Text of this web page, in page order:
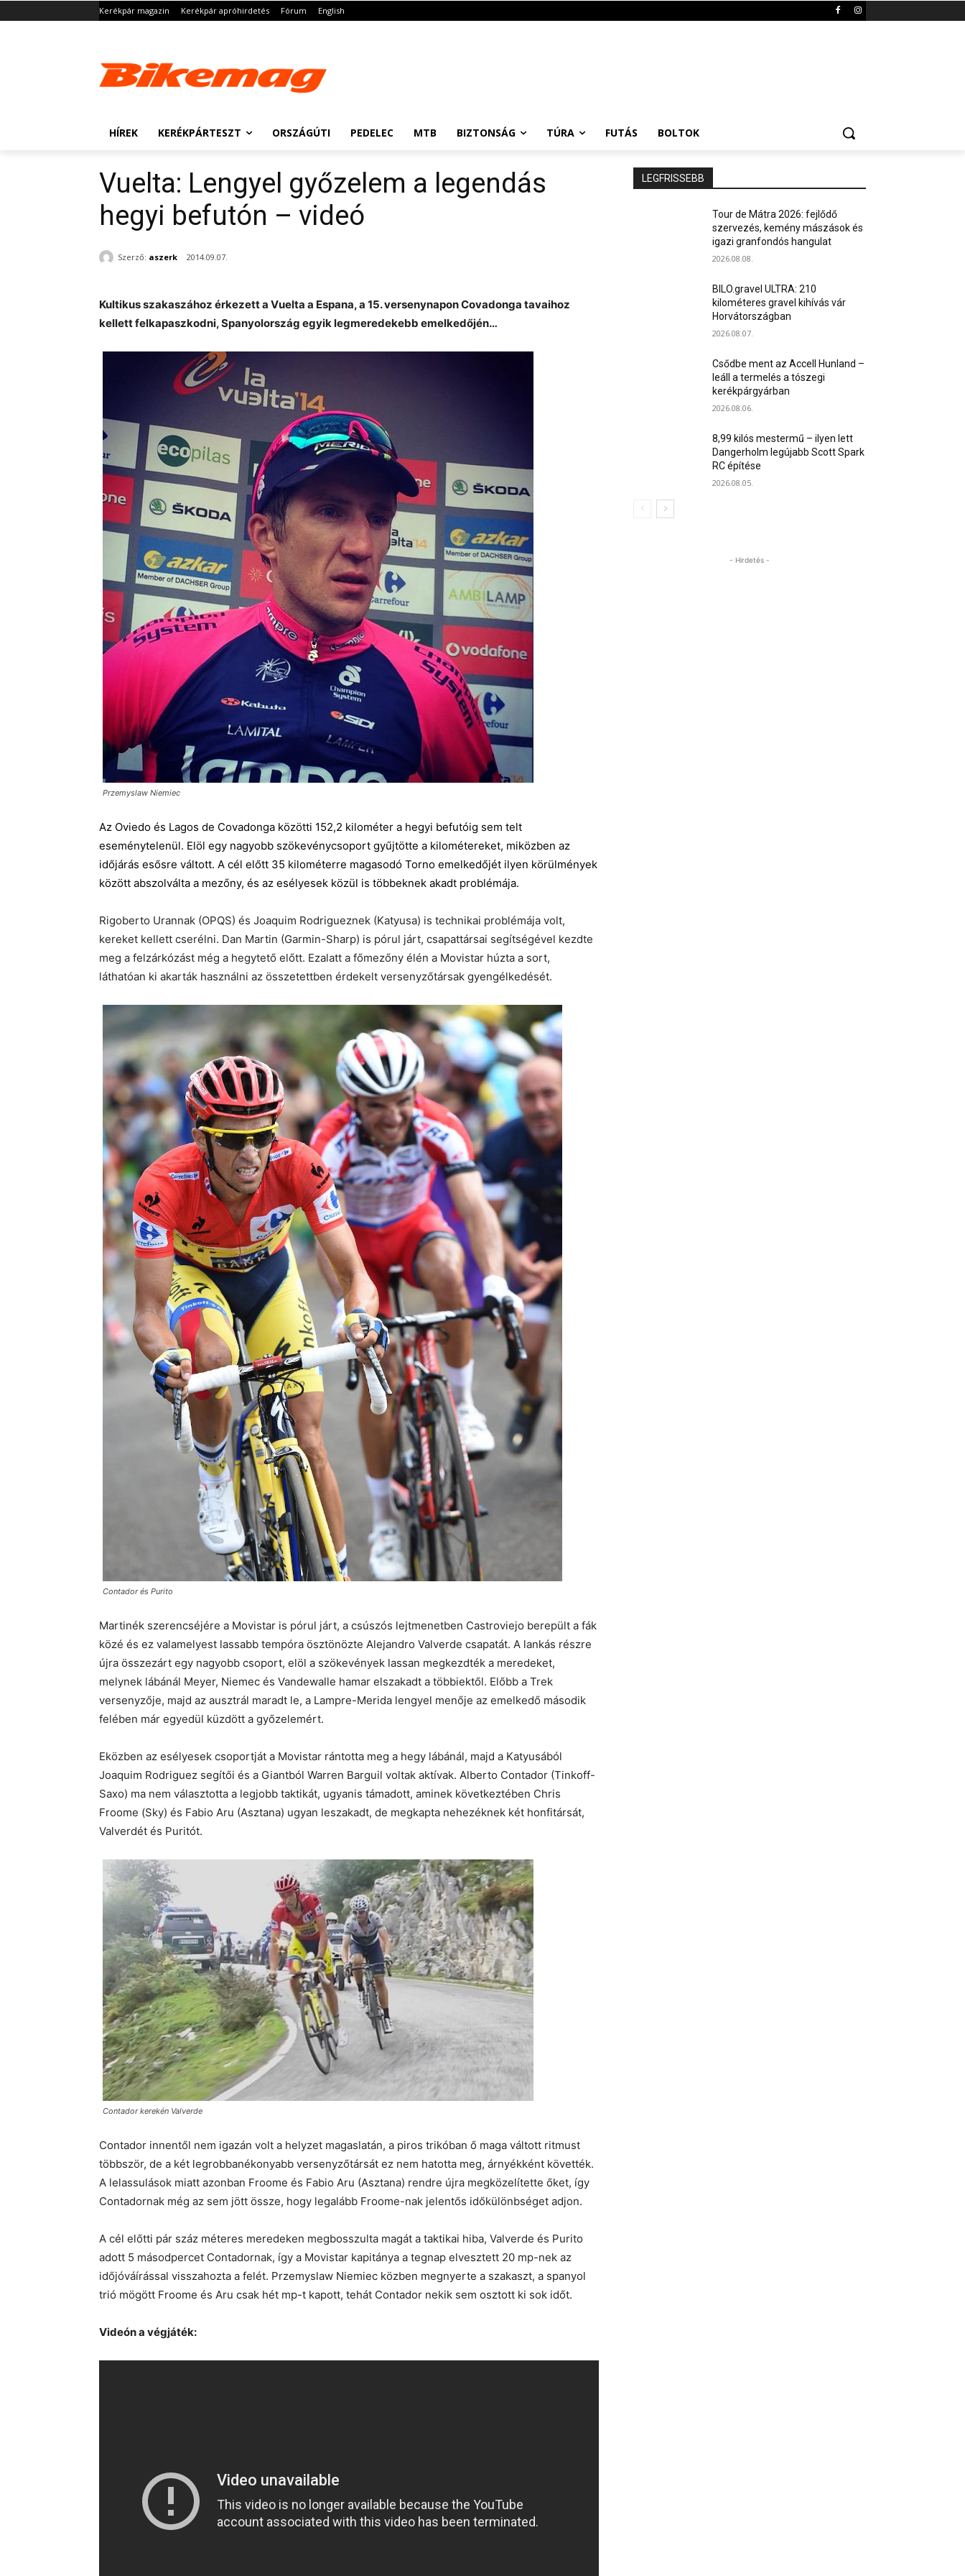
Kerékpár magazin Kerékpár apróhirdetés Fórum English
HÍREK KERÉKPÁRTESZT ORSZÁGÚTI PEDELEC MTB BIZTONSÁG TÚRA FUTÁS BOLTOK
Vuelta: Lengyel győzelem a legendás
hegyi befutón – videó
Szerző: aszerk 2014.09.07.
Kultikus szakaszához érkezett a Vuelta a Espana, a 15. versenynapon Covadonga tavaihoz
kellett felkapaszkodni, Spanyolország egyik legmeredekebb emelkedőjén…
Przemyslaw Niemiec
Az Oviedo és Lagos de Covadonga közötti 152,2 kilométer a hegyi befutóig sem telt
eseménytelenül. Elöl egy nagyobb szökevénycsoport gyűjtötte a kilométereket, miközben az
időjárás esősre váltott. A cél előtt 35 kilométerre magasodó Torno emelkedőjét ilyen körülmények
között abszolválta a mezőny, és az esélyesek közül is többeknek akadt problémája.
Rigoberto Urannak (OPQS) és Joaquim Rodrigueznek (Katyusa) is technikai problémája volt,
kereket kellett cserélni. Dan Martin (Garmin-Sharp) is pórul járt, csapattársai segítségével kezdte
meg a felzárkózást még a hegytető előtt. Ezalatt a főmezőny élén a Movistar húzta a sort,
láthatóan ki akarták használni az összetettben érdekelt versenyzőtársak gyengélkedését.
Contador és Purito
Martinék szerencséjére a Movistar is pórul járt, a csúszós lejtmenetben Castroviejo berepült a fák
közé és ez valamelyest lassabb tempóra ösztönözte Alejandro Valverde csapatát. A lankás részre
újra összezárt egy nagyobb csoport, elöl a szökevények lassan megkezdték a meredeket,
melynek lábánál Meyer, Niemec és Vandewalle hamar elszakadt a többiektől. Előbb a Trek
versenyzője, majd az ausztrál maradt le, a Lampre-Merida lengyel menője az emelkedő második
felében már egyedül küzdött a győzelemért.
Eközben az esélyesek csoportját a Movistar rántotta meg a hegy lábánál, majd a Katyusából
Joaquim Rodriguez segítői és a Giantból Warren Barguil voltak aktívak. Alberto Contador (Tinkoff-
Saxo) ma nem választotta a legjobb taktikát, ugyanis támadott, aminek következtében Chris
Froome (Sky) és Fabio Aru (Asztana) ugyan leszakadt, de megkapta nehezéknek két honfitársát,
Valverdét és Puritót.
Contador kerekén Valverde
Contador innentől nem igazán volt a helyzet magaslatán, a piros trikóban ő maga váltott ritmust
többször, de a két legrobbanékonyabb versenyzőtársát ez nem hatotta meg, árnyékként követték.
A lelassulások miatt azonban Froome és Fabio Aru (Asztana) rendre újra megközelítette őket, így
Contadornak még az sem jött össze, hogy legalább Froome-nak jelentős időkülönbséget adjon.
A cél előtti pár száz méteres meredeken megbosszulta magát a taktikai hiba, Valverde és Purito
adott 5 másodpercet Contadornak, így a Movistar kapitánya a tegnap elvesztett 20 mp-nek az
időjóváírással visszahozta a felét. Przemyslaw Niemiec közben megnyerte a szakaszt, a spanyol
trió mögött Froome és Aru csak hét mp-t kapott, tehát Contador nekik sem osztott ki sok időt.
Videón a végjáték:
LEGFRISSEBB
Tour de Mátra 2026: fejlődő
szervezés, kemény mászások és
igazi granfondós hangulat
2026.08.08.
BILO.gravel ULTRA: 210
kilométeres gravel kihívás vár
Horvátországban
2026.08.07.
Csődbe ment az Accell Hunland –
leáll a termelés a tószegi
kerékpárgyárban
2026.08.06.
8,99 kilós mestermű – ilyen lett
Dangerholm legújabb Scott Spark
RC építése
2026.08.05.
- Hirdetés -